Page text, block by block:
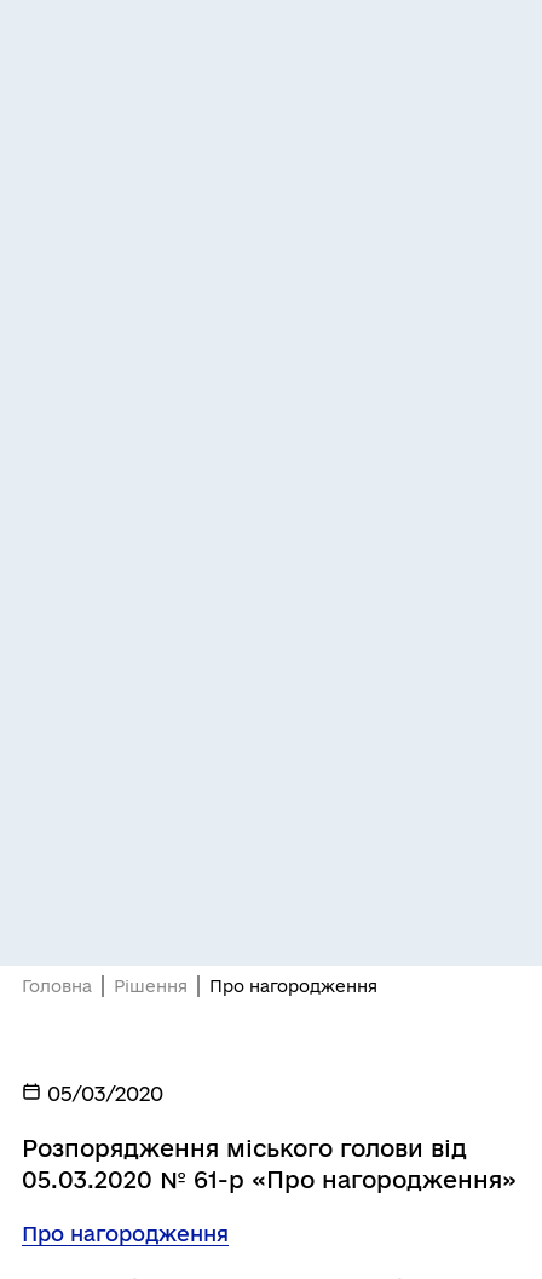
Головна Рішення Про нагородження
05/03/2020
Розпорядження міського голови від
05.03.2020 № 61-р «Про нагородження»
Про нагородження